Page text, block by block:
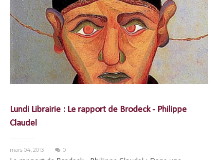
Lundi Librairie : Le rapport de Brodeck - Philippe
Claudel
mars 04, 2013 0